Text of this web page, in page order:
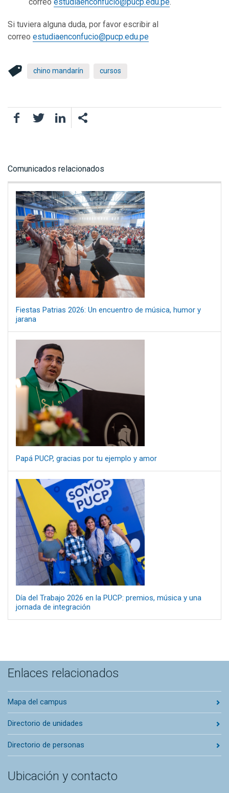
Si tuviera alguna duda, por favor escribir al
correo estudiaenconfucio@pucp.edu.pe
chino mandarín cursos
FacebookTwitter LinkedIn
Comunicados relacionados
Fiestas Patrias 2026: Un encuentro de música, humor y
jarana
Papá PUCP, gracias por tu ejemplo y amor
Día del Trabajo 2026 en la PUCP: premios, música y una
jornada de integración
Enlaces relacionados
Mapa del campus
Directorio de unidades
Directorio de personas
Ubicación y contacto